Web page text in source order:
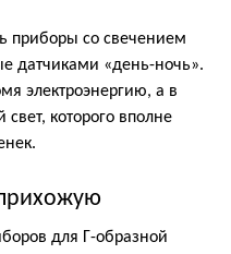
приборы со свечением
датчиками «день-ночь».
электроэнергию, а в
которого вполне
для Г-образной